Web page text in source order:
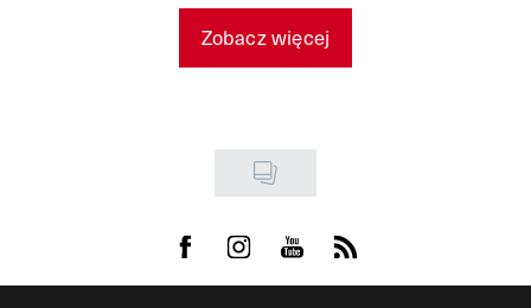
Zobacz więcej
Visit us on Facebook
Visit us on Instagram
Visit us on Youtube
Visit us on Rss